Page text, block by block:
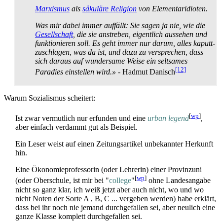
Marxismus als säkuläre Religion von Elementar­idioten.
Was mir dabei immer auffällt: Sie sagen ja nie, wie die
Gesellschaft, die sie anstreben, eigentlich aussehen und
funktionieren soll. Es geht immer nur darum, alles kaputt­
zu­schlagen, was da ist, und dazu zu versprechen, dass
sich daraus auf wundersame Weise ein seltsames
Paradies einstellen wird.» - Hadmut Danisch[12]
Warum Sozialismus scheitert:
Ist zwar vermutlich nur erfunden und eine urban legend[wp],
aber einfach verdammt gut als Beispiel.
Ein Leser weist auf einen Zeitungsartikel unbekannter Herkunft
hin.
Eine Ökonomieprofessorin (oder Lehrerin) einer Provinzuni
(oder Oberschule, ist mir bei "college"[wp] ohne Landesangabe
nicht so ganz klar, ich weiß jetzt aber auch nicht, wo und wo
nicht Noten der Sorte A , B, C ... vergeben werden) habe erklärt,
dass bei ihr noch nie jemand durchgefallen sei, aber neulich eine
ganze Klasse komplett durchgefallen sei.